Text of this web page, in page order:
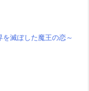
滅ぼした魔王の恋～